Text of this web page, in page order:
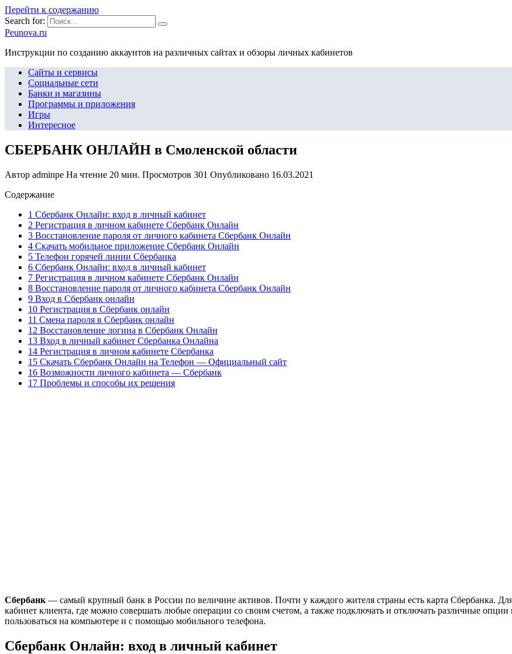
Перейти к содержанию
Search for:
Peunova.ru
Инструкции по созданию аккаунтов на различных сайтах и обзоры личных кабинетов
Сайты и сервисы
Социальные сети
Банки и магазины
Программы и приложения
Игры
Интересное
СБЕРБАНК ОНЛАЙН в Смоленской области
Автор adminpe На чтение 20 мин. Просмотров 301 Опубликовано 16.03.2021
Содержание
1 Сбербанк Онлайн: вход в личный кабинет
2 Регистрация в личном кабинете Сбербанк Онлайн
3 Восстановление пароля от личного кабинета Сбербанк Онлайн
4 Скачать мобильное приложение Сбербанк Онлайн
5 Телефон горячей линии Сбербанка
6 Сбербанк Онлайн: вход в личный кабинет
7 Регистрация в личном кабинете Сбербанк Онлайн
8 Восстановление пароля от личного кабинета Сбербанк Онлайн
9 Вход в Сбербанк онлайн
10 Регистрация в Сбербанк онлайн
11 Смена пароля в Сбербанк онлайн
12 Восстановление логина в Сбербанк Онлайн
13 Вход в личный кабинет Сбербанка Онлайна
14 Регистрация в личном кабинете Сбербанка
15 Скачать Сбербанк Онлайн на Телефон — Официальный сайт
16 Возможности личного кабинета — Сбербанк
17 Проблемы и способы их решения
Сбербанк — самый крупный банк в России по величине активов. Почти у каждого жителя страны есть карта Сбербанка.
кабинет клиента, где можно совершать любые операции со своим счетом, а также подключать и отключать различные
пользоваться на компьютере и с помощью мобильного телефона.
Сбербанк Онлайн: вход в личный кабинет